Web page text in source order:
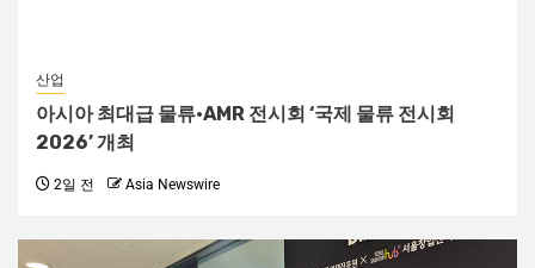
산업
아시아 최대급 물류·AMR 전시회 ‘국제 물류 전시회
2026’ 개최
2일 전 Asia Newswire